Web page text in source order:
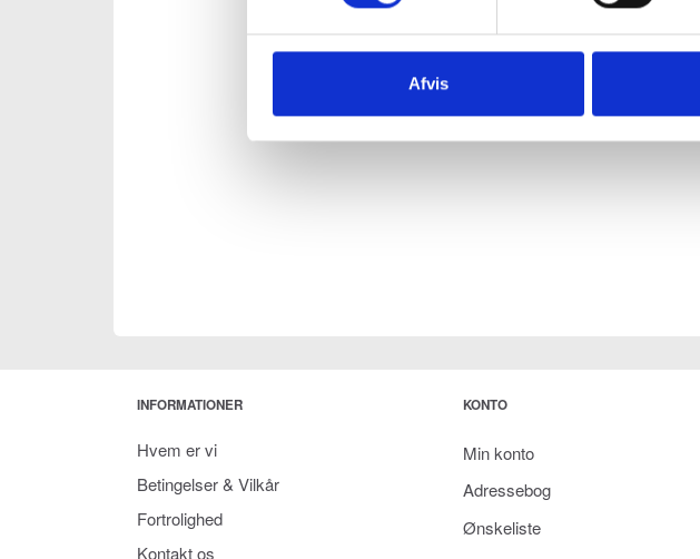
Afvis
INFORMATIONER
Hvem er vi
Betingelser & Vilkår
Fortrolighed
Kontakt os
KONTO
Min konto
Adressebog
Ønskeliste